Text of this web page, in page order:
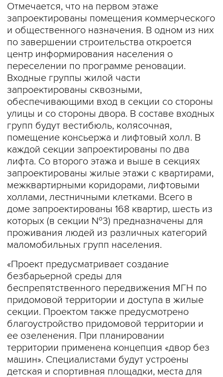
Отмечается, что на первом этаже
запроектированы помещения коммерческого
и общественного назначения. В одном из них
по завершении строительства откроется
центр информирования населения о
переселении по программе реновации.
Входные группы жилой части
запроектированы сквозными,
обеспечивающими вход в секции со стороны
улицы и со стороны двора. В составе входных
групп будут вестибюль, колясочная,
помещение консьержа и лифтовый холл. В
каждой секции запроектированы по два
лифта. Со второго этажа и выше в секциях
запроектированы жилые этажи с квартирами,
межквартирными коридорами, лифтовыми
холлами, лестничными клетками. Всего в
доме запроектированы 168 квартир, шесть из
которых (в секции №3) предназначены для
проживания людей из различных категорий
маломобильных групп населения.
«Проект предусматривает создание
безбарьерной среды для
беспрепятственного передвижения МГН по
придомовой территории и доступа в жилые
секции. Проектом также предусмотрено
благоустройство придомовой территории и
ее озеленения. При планировании
территории применена концепция «двор без
машин». Специалистами будут устроены
детская и спортивная площадки, места для